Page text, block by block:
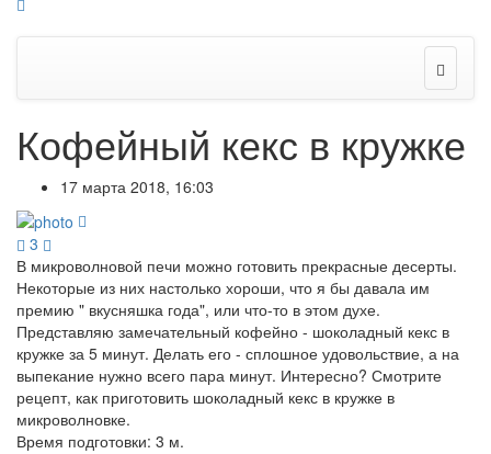
Кофейный кекс в кружке
17 марта 2018, 16:03
3
В микроволновой печи можно готовить прекрасные десерты.
Некоторые из них настолько хороши, что я бы давала им
премию " вкусняшка года", или что-то в этом духе.
Представляю замечательный кофейно - шоколадный кекс в
кружке за 5 минут. Делать его - сплошное удовольствие, а на
выпекание нужно всего пара минут. Интересно? Смотрите
рецепт, как приготовить шоколадный кекс в кружке в
микроволновке.
Время подготовки: 3 м.